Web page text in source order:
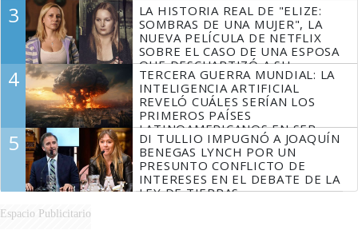
3
LA HISTORIA REAL DE "ELIZE:
SOMBRAS DE UNA MUJER", LA
NUEVA PELÍCULA DE NETFLIX
SOBRE EL CASO DE UNA ESPOSA
QUE DESCUARTIZÓ A SU
MARIDO
4
TERCERA GUERRA MUNDIAL: LA
INTELIGENCIA ARTIFICIAL
REVELÓ CUÁLES SERÍAN LOS
PRIMEROS PAÍSES
LATINOAMERICANOS EN SER
DERROTADOS
5
DI TULLIO IMPUGNÓ A JOAQUÍN
BENEGAS LYNCH POR UN
PRESUNTO CONFLICTO DE
INTERESES EN EL DEBATE DE LA
LEY DE TIERRAS
Espacio Publicitario